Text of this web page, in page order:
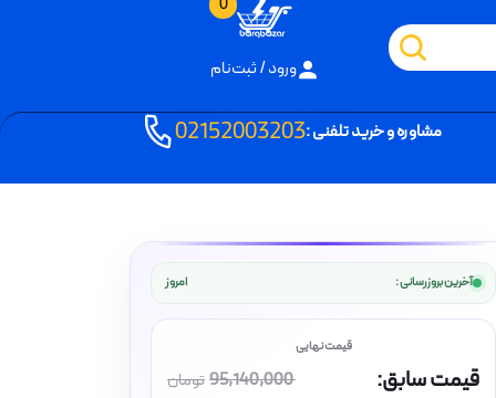
0
ورود / ثبت‌نام
مشاوره و خرید تلفنی :02152003203
آخرین بروزرسانی : امروز
قیمت سابق: تومان 95,140,000